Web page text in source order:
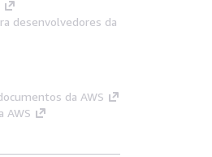
desenvolvedores da
da AWS
AWS